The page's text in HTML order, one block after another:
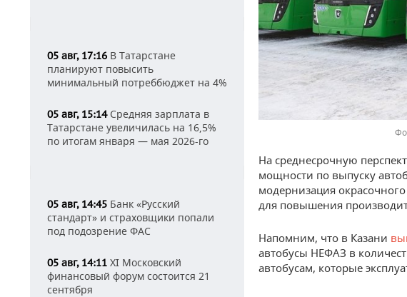
05 авг, 17:16 В Татарстане
планируют повысить
минимальный потреббюджет на 4%
05 авг, 15:14Средняя зарплата в
Татарстане увеличилась на 16,5%
по итогам января — мая 2026-го
05 авг, 14:45 Банк «Русский
стандарт» и страховщики попали
под подозрение ФАС
05 авг, 14:11 XI Московский
финансовый форум состоится 21
сентября
На среднесрочную
мощности по выпуску
модернизация
для повышения
Напомним, что в Казани
автобусы НЕФАЗ в
автобусам, которые